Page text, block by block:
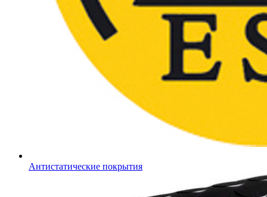
Антистатические покрытия